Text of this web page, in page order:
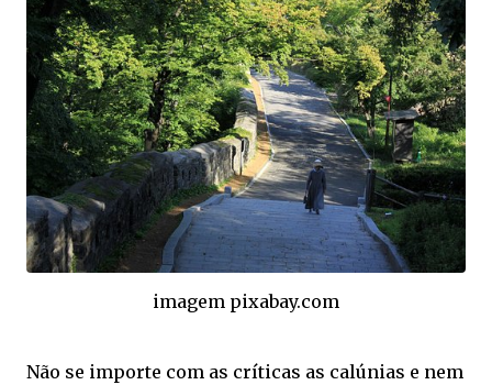
imagem pixabay.com
Não se importe com as críticas as calúnias e nem